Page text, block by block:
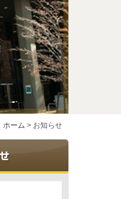
ホーム > お知らせ